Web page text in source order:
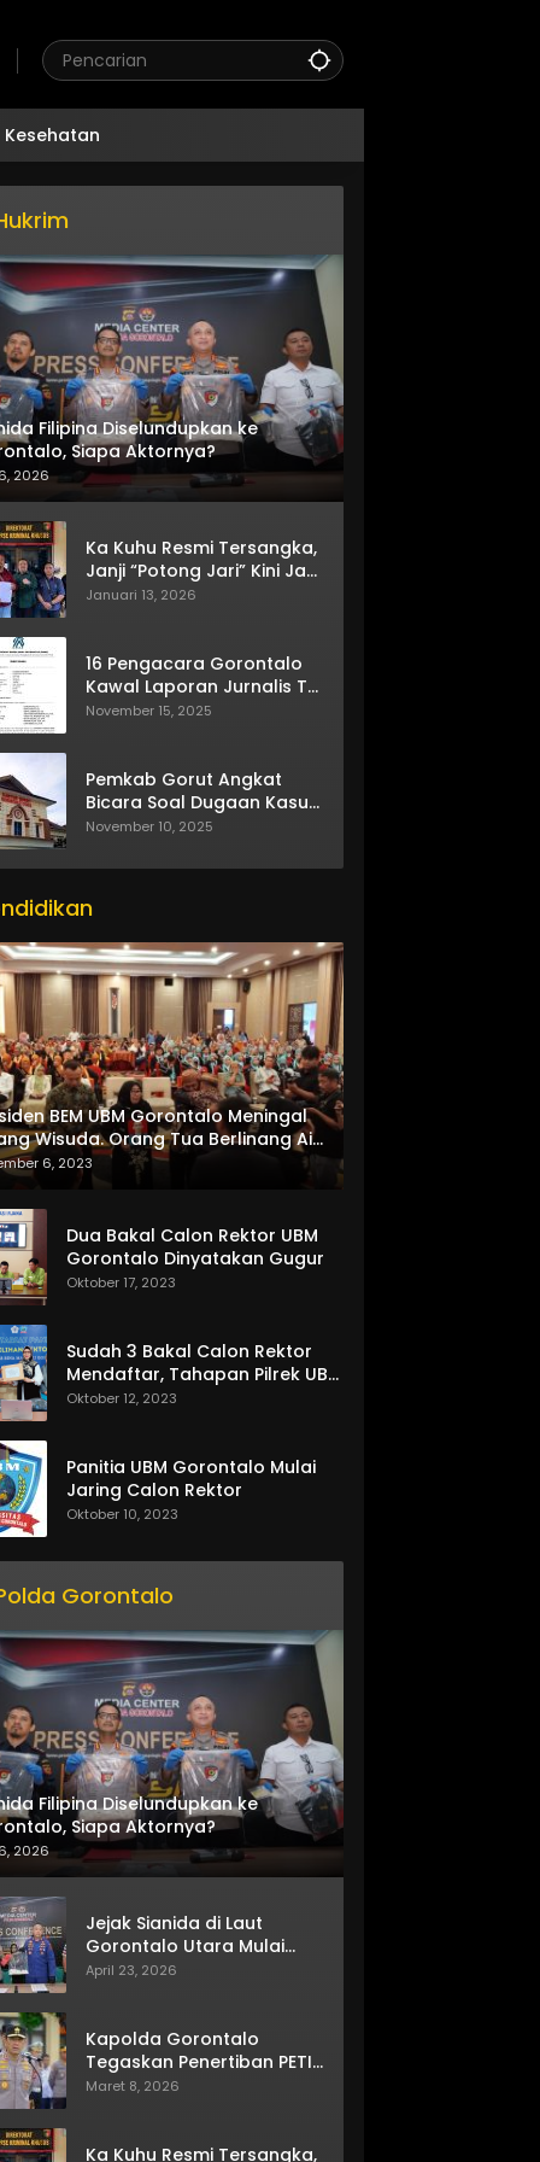
Kesehatan
Filipina Diselundupkan ke
Siapa Aktornya?
2026
Ka Kuhu Resmi Tersangka,
Janji “Potong Jari” Kini Jadi
Bumerang
Januari 13, 2026
16 Pengacara Gorontalo
Kawal Laporan Jurnalis TV
One
November 15, 2025
Pemkab Gorut Angkat
Bicara Soal Dugaan Kasus
Asusila Oknum ASN
November 10, 2025
BEM UBM Gorontalo Meningal
Wisuda. Orang Tua Berlinang Air
Menerima SKL dan Pemasangan
6, 2023
Dua Bakal Calon Rektor UBM
Gorontalo Dinyatakan Gugur
Oktober 17, 2023
Sudah 3 Bakal Calon Rektor
Mendaftar, Tahapan Pilrek UBM
Gorontalo Makin Seru
Oktober 12, 2023
Panitia UBM Gorontalo Mulai
Jaring Calon Rektor
Oktober 10, 2023
Gorontalo
Filipina Diselundupkan ke
Siapa Aktornya?
2026
Jejak Sianida di Laut
Gorontalo Utara Mulai
Terkuak
April 23, 2026
Kapolda Gorontalo
Tegaskan Penertiban PETI
Terus Berjalan
Maret 8, 2026
Ka Kuhu Resmi Tersangka,